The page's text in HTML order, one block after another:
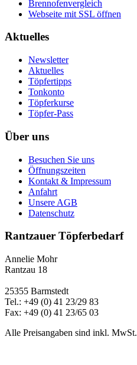
Brennofenvergleich
Webseite mit SSL öffnen
Aktuelles
Newsletter
Aktuelles
Töpfertipps
Tonkonto
Töpferkurse
Töpfer-Pass
Über uns
Besuchen Sie uns
Öffnungszeiten
Kontakt & Impressum
Anfahrt
Unsere AGB
Datenschutz
Rantzauer Töpferbedarf
Annelie Mohr
Rantzau 18
25355 Barmstedt
Tel.: +49 (0) 41 23/29 83
Fax: +49 (0) 41 23/65 03
Alle Preisangaben sind inkl. MwSt.